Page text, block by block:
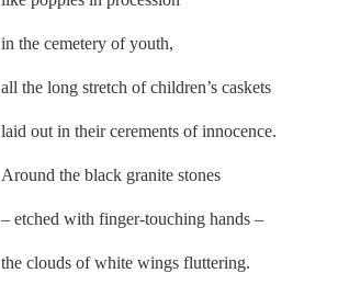
in the cemetery of youth,
all the long stretch of children’s caskets
laid out in their cerements of innocence.
Around the black granite stones
– etched with finger-touching hands –
the clouds of white wings fluttering.